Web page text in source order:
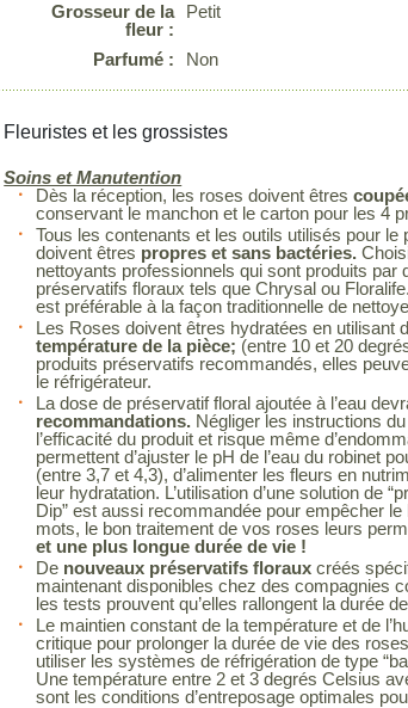
Grosseur de la
fleur :
Petit
Parfumé : Non
Fleuristes et les grossistes
Soins et Manutention
Dès la réception, les roses doivent êtres
conservant le manchon et le carton pour les 4
Tous les contenants et les outils utilisés pour le
doivent êtres propres et sans bactéries.
nettoyants professionnels qui sont produits par
préservatifs floraux tels que Chrysal ou
est préférable à la façon traditionnelle de
Les Roses doivent êtres hydratées en utilisant
température de la pièce; (entre 10 et 20
produits préservatifs recommandés, elles
le réfrigérateur.
La dose de préservatif floral ajoutée à l’eau
recommandations. Négliger les instructions
l’efficacité du produit et risque même
permettent d’ajuster le pH de l’eau du robinet
(entre 3,7 et 4,3), d’alimenter les fleurs en
leur hydratation. L’utilisation d’une solution de
Dip” est aussi recommandée pour empêcher le
mots, le bon traitement de vos roses leurs
et une plus longue durée de vie !
De nouveaux préservatifs floraux créés
maintenant disponibles chez des compagnies
les tests prouvent qu’elles rallongent la durée
Le maintien constant de la température et de
critique pour prolonger la durée de vie des
utiliser les systèmes de réfrigération de type
Une température entre 2 et 3 degrés Celsius
sont les conditions d’entreposage optimales